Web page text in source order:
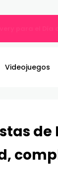
Videojuegos
de